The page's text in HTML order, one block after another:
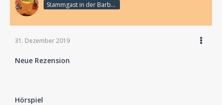
Stammgast in der Barbarabar
31. Dezember 2019
Neue Rezension
Hörspiel